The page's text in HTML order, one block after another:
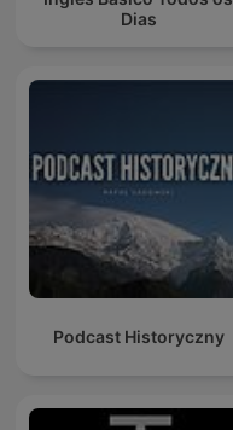
Dias
Podcast Historyczny